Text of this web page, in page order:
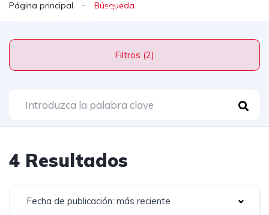
Página principal
Filtros (2)
4 Resultados
Fecha de publicación: más reciente